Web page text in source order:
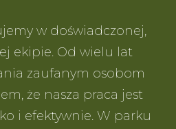
w doświadczonej,
ekipie. Od wielu lat
zaufanym osobom
że nasza praca jest
i efektywnie. W parku